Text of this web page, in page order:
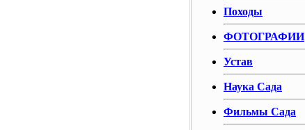
Походы
ФОТОГРАФИИ
Устав
Наука Сада
Фильмы Сада